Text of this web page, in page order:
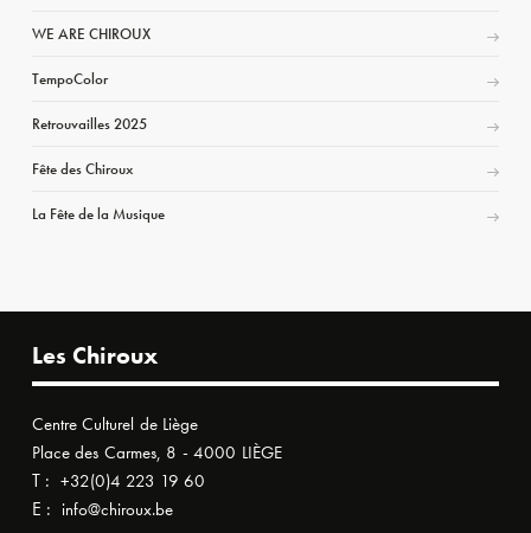
WE ARE CHIROUX
TempoColor
Retrouvailles 2025
Fête des Chiroux
La Fête de la Musique
Les Chiroux
Centre Culturel de Liège
Place des Carmes, 8 - 4000 LIÈGE
T : +32(0)4 223 19 60
E : info@chiroux.be